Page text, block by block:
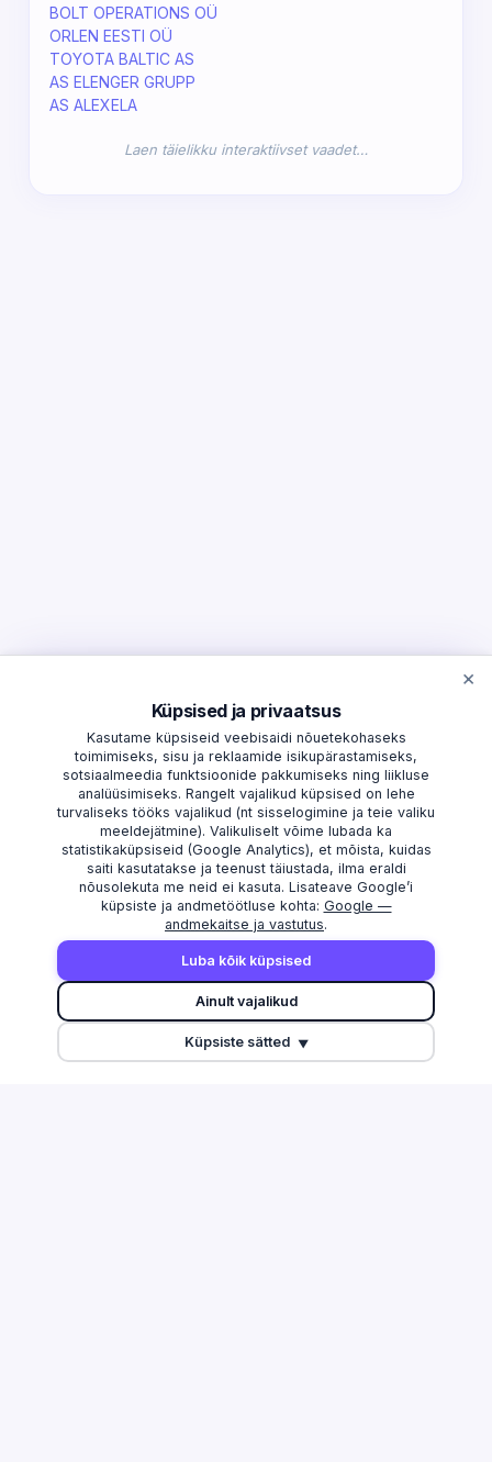
BOLT OPERATIONS OÜ
ORLEN EESTI OÜ
TOYOTA BALTIC AS
AS ELENGER GRUPP
AS ALEXELA
Laen täielikku interaktiivset vaadet…
AVASTAMA
Edetabel
MAAKONNAD
Harju maakond
Tartu maakond
Pärnu maakond
×
Küpsised ja privaatsus
Kasutame küpsiseid veebisaidi nõuetekohaseks
toimimiseks, sisu ja reklaamide isikupärastamiseks,
sotsiaalmeedia funktsioonide pakkumiseks ning liikluse
analüüsimiseks. Rangelt vajalikud küpsised on lehe
turvaliseks tööks vajalikud (nt sisselogimine ja teie valiku
meeldejätmine). Valikuliselt võime lubada ka
statistikaküpsiseid (Google Analytics), et mõista, kuidas
saiti kasutatakse ja teenust täiustada, ilma eraldi
nõusolekuta me neid ei kasuta. Lisateave Google’i
küpsiste ja andmetöötluse kohta: Google —
andmekaitse ja vastutus.
Luba kõik küpsised
Ainult vajalikud
Küpsiste sätted ▼